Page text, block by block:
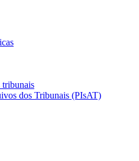
tribunais
dos Tribunais (PIsAT)